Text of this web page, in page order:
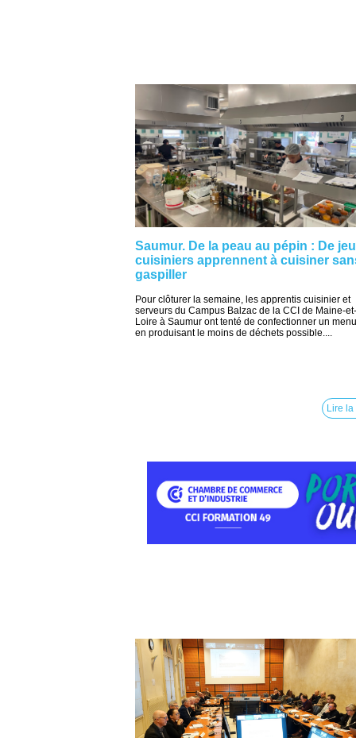
Saumur. De la peau au pépin : De
cuisiniers apprennent à cuisiner
gaspiller
Pour clôturer la semaine, les apprentis cuisinier et
serveurs du Campus Balzac de la CCI de Maine-et-
Loire à Saumur ont tenté de confectionner un
en produisant le moins de déchets possible....
Lire la